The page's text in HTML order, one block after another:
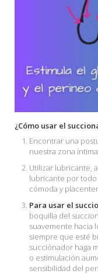
¿Cómo usar el
Encontrar una
nuestra zona
Utilizar lubricante,
lubricante por
cómoda y
Para usar el
boquilla del
suavemente hacia
siempre que esté
succiónador haga
o estimulación
sensibilidad del